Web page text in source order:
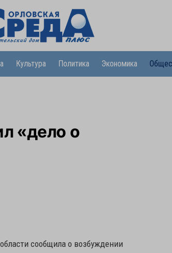
Культура Политика Экономика
«дело о
сообщила о возбуждении